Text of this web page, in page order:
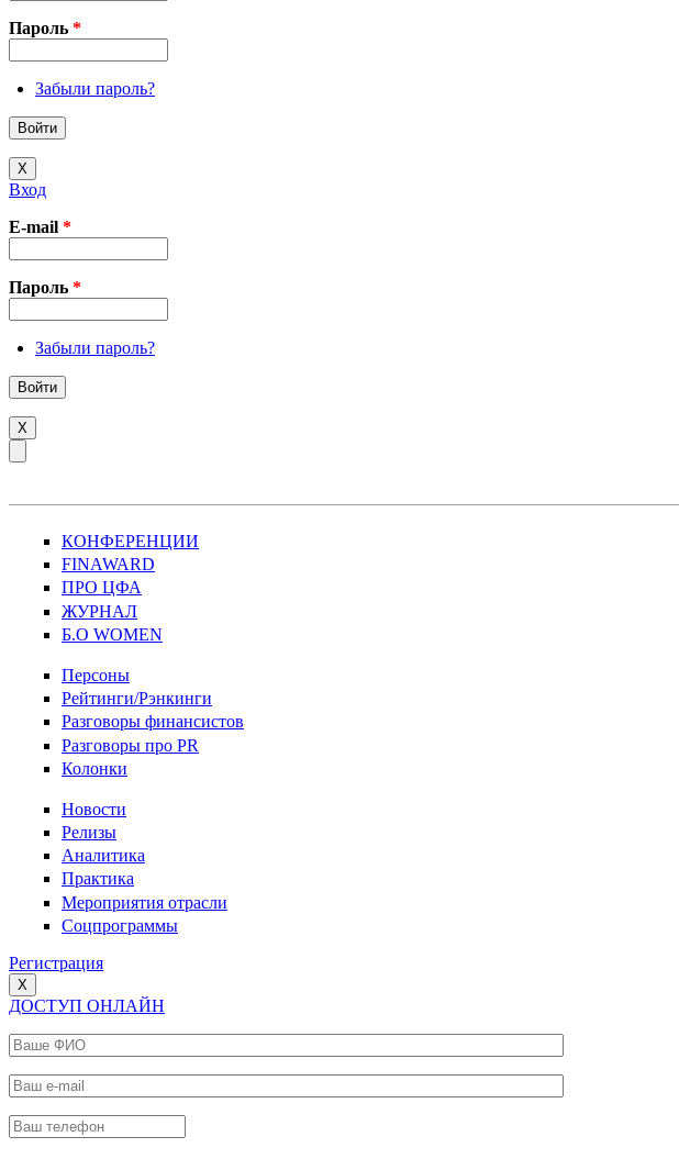
Пароль *
Забыли пароль?
X
Вход
E-mail *
Пароль *
Забыли пароль?
X
КОНФЕРЕНЦИИ
FINAWARD
ПРО ЦФА
ЖУРНАЛ
Б.О WOMEN
Персоны
Рейтинги/Рэнкинги
Разговоры финансистов
Разговоры про PR
Колонки
Новости
Релизы
Аналитика
Практика
Мероприятия отрасли
Соцпрограммы
Регистрация
X
ДОСТУП ОНЛАЙН
Ваше ФИО
Ваш e-mail
Ваш телефон